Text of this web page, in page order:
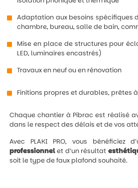
Adaptation aux besoins spécifiques
chambre, bureau, salle de bain,
Mise en place de structures pour
LED, luminaires encastrés)
Travaux en neuf ou en rénovation
Finitions propres et durables, prêtes
Chaque chantier à Pibrac est réalisé
dans le respect des délais et de vos
Avec PLAKI PRO, vous bénéficiez
professionnelet d’un résultat
soit le type de faux plafond souhaité.